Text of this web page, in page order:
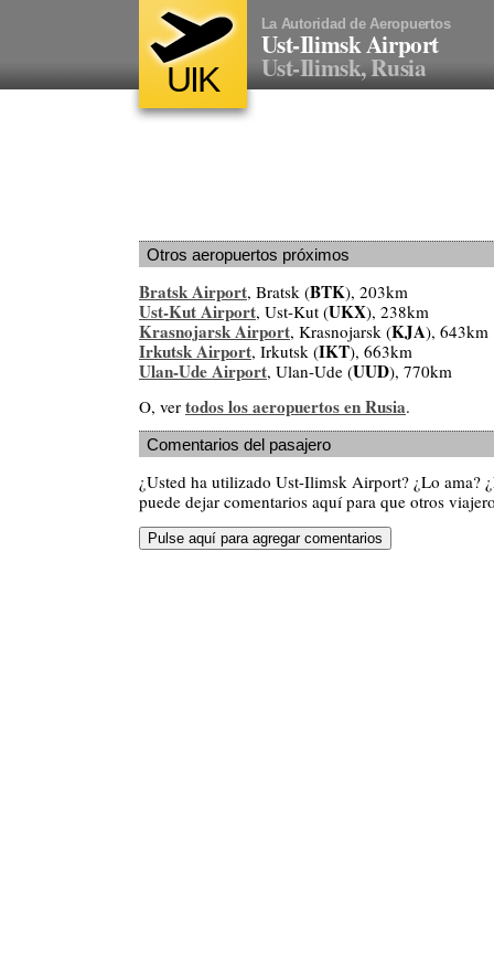
UIK
La Autoridad de Aeropuertos
Ust-Ilimsk Airport
Ust-Ilimsk, Rusia
Otros aeropuertos próximos
Bratsk Airport, Bratsk (BTK), 203km
Ust-Kut Airport, Ust-Kut (UKX), 238km
Krasnojarsk Airport, Krasnojarsk (KJA), 643km
Irkutsk Airport, Irkutsk (IKT), 663km
Ulan-Ude Airport, Ulan-Ude (UUD), 770km
O, ver todos los aeropuertos en Rusia.
Comentarios del pasajero
¿Usted ha utilizado Ust-Ilimsk Airport? ¿Lo ama?
puede dejar comentarios aquí para que otros